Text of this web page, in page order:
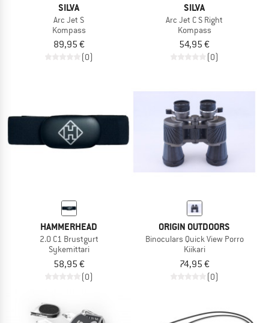
SILVA
Arc Jet S
Kompass
89,95 €
(0)
SILVA
Arc Jet C S Right
Kompass
54,95 €
(0)
HAMMERHEAD
2.0 C1 Brustgurt
Sykemittari
58,95 €
(0)
ORIGIN OUTDOORS
Binoculars Quick View Porro
Kiikari
74,95 €
(0)